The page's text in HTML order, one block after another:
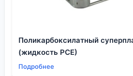
из-за неполной или нечёткой
Взгляд в будущее: эволюция,
Итак, что будет с рынком
основе бисфенола A
наблюдениях за последние 5-7
Поликарбоксилатный
(жидкость PCE)
Подробнее